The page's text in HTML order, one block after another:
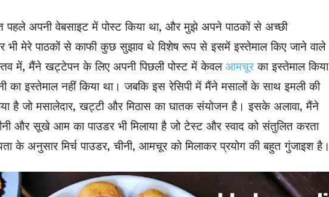
पहले अपनी वेबसाइट में पोस्ट किया था, और मुझे अपने पाठकों से अच्छी
भी मेरे पाठकों से काफी कुछ सुझाव थे विशेष रूप से इसमें इस्तेमाल किए जाने वाले
में, मैंने खट्टेपन के लिए अपनी पिछली पोस्ट में केवल आमचूरका इस्तेमाल किया
का इस्तेमाल नहीं किया था। जबकि इस रेसिपी में मैंने मसालों के साथ इमली की
है जो मसालेदार, खट्टी और मिठास का घातक संयोजन है। इसके अलावा, मैंने
और सूखे आम का पाउडर भी मिलाया है जो टेस्ट और स्वाद को संतुलित करता
के अनुसार मिर्च पाउडर, चीनी, आमचूर को मिलाकर प्रयोग की बहुत गुंजाइश है।